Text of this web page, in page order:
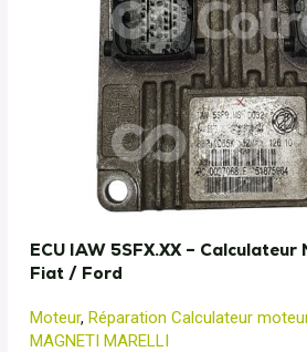
ECU IAW 5SFX.XX – Calculateur
Fiat / Ford
Moteur, Réparation Calculateur
MAGNETI MARELLI